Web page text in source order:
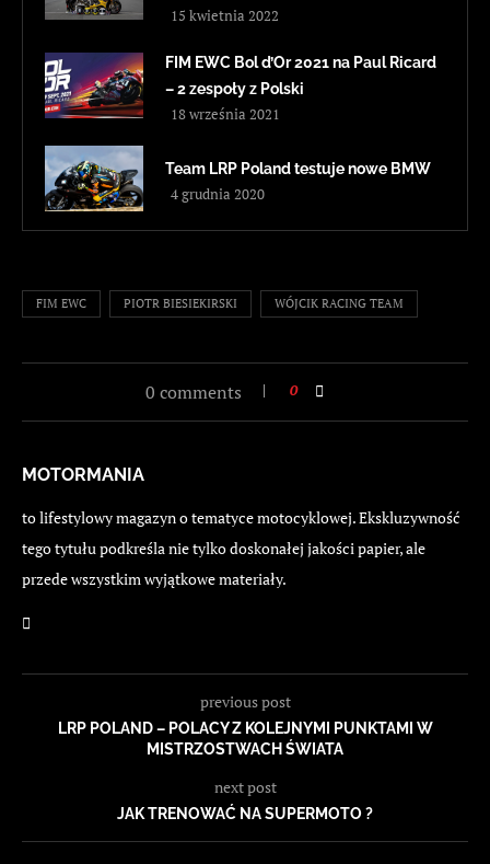
15 kwietnia 2022
FIM EWC Bol d’Or 2021 na Paul Ricard
– 2 zespoły z Polski
18 września 2021
Team LRP Poland testuje nowe BMW
4 grudnia 2020
FIM EWC PIOTR BIESIEKIRSKI WÓJCIK RACING TEAM
0 comments 0
MOTORMANIA
to lifestylowy magazyn o tematyce motocyklowej. Ekskluzywność
tego tytułu podkreśla nie tylko doskonałej jakości papier, ale
przede wszystkim wyjątkowe materiały.
previous post
LRP POLAND – POLACY Z KOLEJNYMI PUNKTAMI W
MISTRZOSTWACH ŚWIATA
next post
JAK TRENOWAĆ NA SUPERMOTO ?